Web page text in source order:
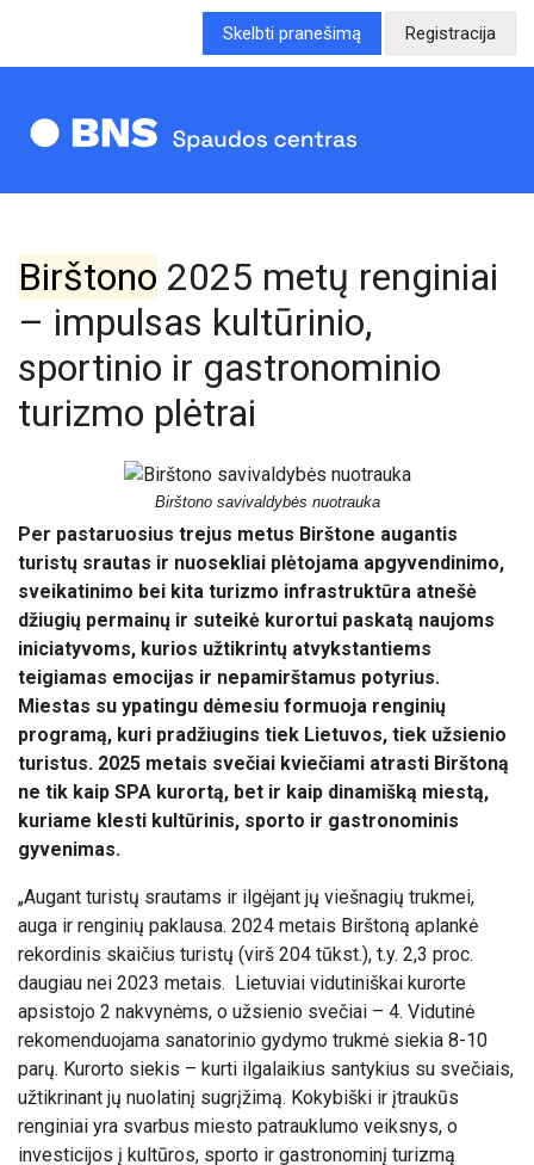
Skelbti pranešimą Registracija
Birštono 2025 metų renginiai
– impulsas kultūrinio,
sportinio ir gastronominio
turizmo plėtrai
Birštono savivaldybės nuotrauka
Per pastaruosius trejus metus Birštone augantis
turistų srautas ir nuosekliai plėtojama apgyvendinimo,
sveikatinimo bei kita turizmo infrastruktūra atnešė
džiugių permainų ir suteikė kurortui paskatą naujoms
iniciatyvoms, kurios užtikrintų atvykstantiems
teigiamas emocijas ir nepamirštamus potyrius.
Miestas su ypatingu dėmesiu formuoja renginių
programą, kuri pradžiugins tiek Lietuvos, tiek užsienio
turistus. 2025 metais svečiai kviečiami atrasti Birštoną
ne tik kaip SPA kurortą, bet ir kaip dinamišką miestą,
kuriame klesti kultūrinis, sporto ir gastronominis
gyvenimas.
„Augant turistų srautams ir ilgėjant jų viešnagių trukmei,
auga ir renginių paklausa. 2024 metais Birštoną aplankė
rekordinis skaičius turistų (virš 204 tūkst.), t.y. 2,3 proc.
daugiau nei 2023 metais. Lietuviai vidutiniškai kurorte
apsistojo 2 nakvynėms, o užsienio svečiai – 4. Vidutinė
rekomenduojama sanatorinio gydymo trukmė siekia 8-10
parų. Kurorto siekis – kurti ilgalaikius santykius su svečiais,
užtikrinant jų nuolatinį sugrįžimą. Kokybiški ir įtraukūs
renginiai yra svarbus miesto patrauklumo veiksnys, o
investicijos į kultūros, sporto ir gastronominį turizmą